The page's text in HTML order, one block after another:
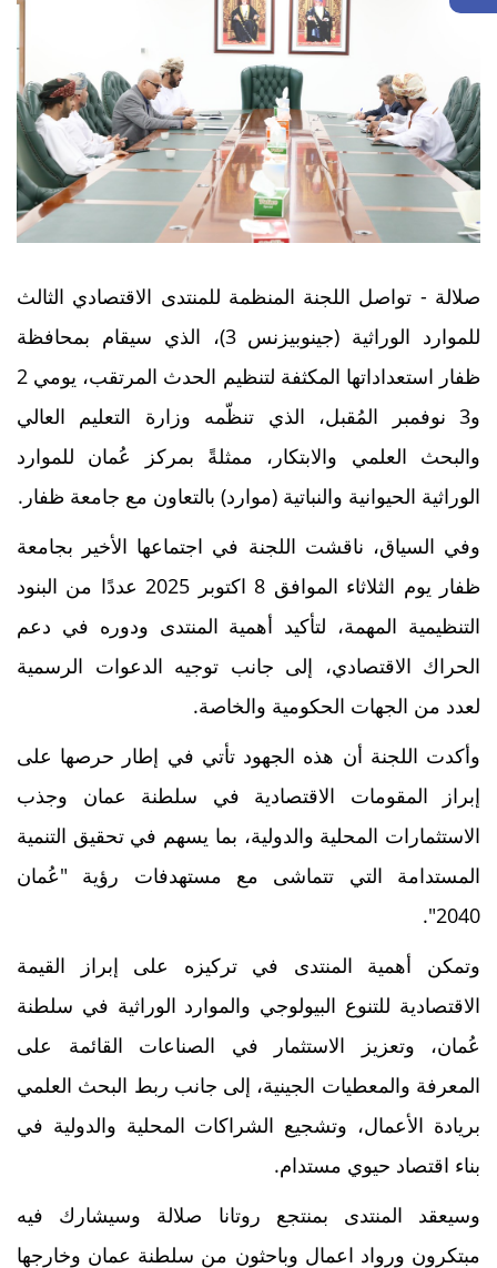
صلالة - تواصل اللجنة المنظمة للمنتدى الاقتصادي الثالث
للموارد الوراثية (جينوبيزنس 3)، الذي سيقام بمحافظة
ظفار استعداداتها المكثفة لتنظيم الحدث المرتقب، يومي 2
و3 نوفمبر المُقبل، الذي تنظّمه وزارة التعليم العالي
والبحث العلمي والابتكار، ممثلةً بمركز عُمان للموارد
الوراثية الحيوانية والنباتية (موارد) بالتعاون مع جامعة ظفار.
وفي السياق، ناقشت اللجنة في اجتماعها الأخير بجامعة
ظفار يوم الثلاثاء الموافق 8 اكتوبر 2025 عددًا من البنود
التنظيمية المهمة، لتأكيد أهمية المنتدى ودوره في دعم
الحراك الاقتصادي، إلى جانب توجيه الدعوات الرسمية
لعدد من الجهات الحكومية والخاصة.
وأكدت اللجنة أن هذه الجهود تأتي في إطار حرصها على
إبراز المقومات الاقتصادية في سلطنة عمان وجذب
الاستثمارات المحلية والدولية، بما يسهم في تحقيق التنمية
المستدامة التي تتماشى مع مستهدفات رؤية "عُمان
2040".
وتمكن أهمية المنتدى في تركيزه على إبراز القيمة
الاقتصادية للتنوع البيولوجي والموارد الوراثية في سلطنة
عُمان، وتعزيز الاستثمار في الصناعات القائمة على
المعرفة والمعطيات الجينية، إلى جانب ربط البحث العلمي
بريادة الأعمال، وتشجيع الشراكات المحلية والدولية في
بناء اقتصاد حيوي مستدام.
وسيعقد المنتدى بمنتجع روتانا صلالة وسيشارك فيه
مبتكرون ورواد اعمال وباحثون من سلطنة عمان وخارجها